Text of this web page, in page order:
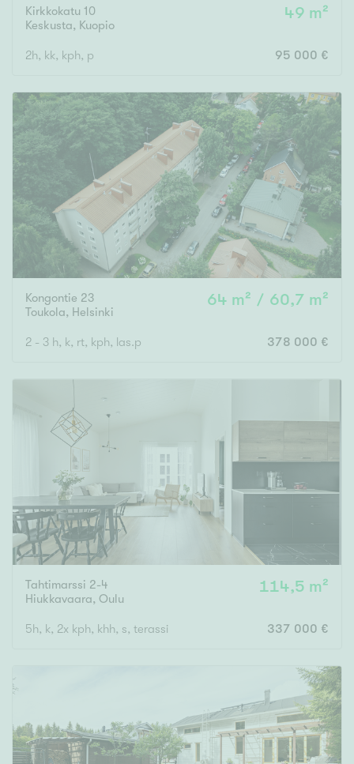
Kirkkokatu 10
Keskusta, Kuopio
49 m²
2h, kk, kph, p 95 000 €
Kongontie 23
Toukola, Helsinki
64 m² / 60,7 m²
2 - 3 h, k, rt, kph, las.p 378 000 €
Tahtimarssi 2-4
Hiukkavaara, Oulu
114,5 m²
5h, k, 2x kph, khh, s, terassi 337 000 €